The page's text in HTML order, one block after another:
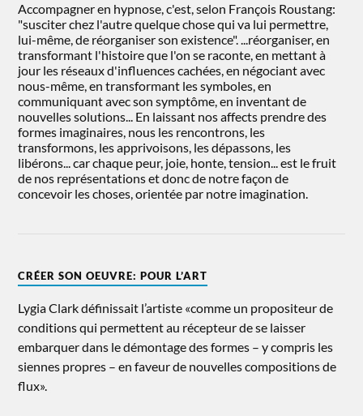
Accompagner en hypnose, c'est, selon François Roustang:
"susciter chez l'autre quelque chose qui va lui permettre,
lui-même, de réorganiser son existence". ...réorganiser, en
transformant l'histoire que l'on se raconte, en mettant à
jour les réseaux d'influences cachées, en négociant avec
nous-même, en transformant les symboles, en
communiquant avec son symptôme, en inventant de
nouvelles solutions... En laissant nos affects prendre des
formes imaginaires, nous les rencontrons, les
transformons, les apprivoisons, les dépassons, les
libérons... car chaque peur, joie, honte, tension... est le fruit
de nos représentations et donc de notre façon de
concevoir les choses, orientée par notre imagination.
CRÉER SON OEUVRE: POUR L’ART
Lygia Clark définissait l’artiste «comme un propositeur de
conditions qui permettent au récepteur de se laisser
embarquer dans le démontage des formes – y compris les
siennes propres – en faveur de nouvelles compositions de
flux».